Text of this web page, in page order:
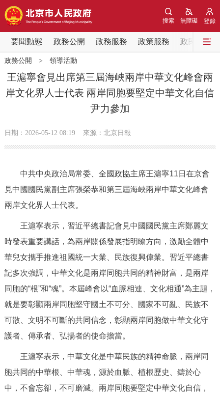
登錄
無障礙
搜索
要聞動態 政務公開 政務服務 政策服務 政民互動
要聞動態
黨中央精神
北京要聞 會議資訊 部門動態
政務公開
市領導 機構職能 政策服務
政策兌現
專題公開
政務服務
仲介服務 陽光政務
12345網上接訴即辦 我要諮詢 我要建議
政務公開 > 領導活動
王滬寧會見出席第三屆海峽兩岸中華文化峰會兩
岸文化界人士代表 兩岸同胞要堅定中華文化自信
尹力參加
日期：2026-05-12 08:19 來源：北京日報
中共中央政治局常委、全國政協主席王滬寧11日在京會
見中國國民黨副主席張榮恭和第三屆海峽兩岸中華文化峰會
兩岸文化界人士代表。
王滬寧表示，習近平總書記會見中國國民黨主席鄭麗文
時發表重要講話，為兩岸關係發展指明瞭方向，激勵全體中
華兒女攜手推進祖國統一大業、民族復興偉業。習近平總書
記多次強調，中華文化是兩岸同胞共同的精神財富，是兩岸
同胞的“根”和“魂”。本屆峰會以“血脈相連、文化相通”為主題，
就是要彰顯兩岸同胞堅守國土不可分、國家不可亂、民族不
可散、文明不可斷的共同信念，彰顯兩岸同胞做中華文化守
護者、傳承者、弘揚者的使命擔當。
王滬寧表示，中華文化是中華民族的精神命脈，兩岸同
胞共同的中華根、中華魂，源於血脈、植根歷史、鑄於心
中，不會忘卻，不可磨滅。兩岸同胞要堅定中華文化自信，